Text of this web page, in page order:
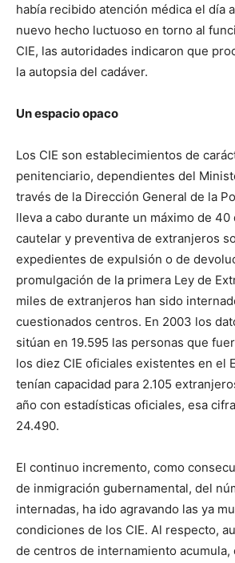
había recibido atención médica el día
nuevo hecho luctuoso en torno al
CIE, las autoridades indicaron que
la autopsia del cadáver.
Un espacio opaco
Los CIE son establecimientos de
penitenciario, dependientes del
través de la Dirección General de la
lleva a cabo durante un máximo de
cautelar y preventiva de extranjeros
expedientes de expulsión o de
promulgación de la primera Ley de
miles de extranjeros han sido
cuestionados centros. En 2003 los
sitúan en 19.595 las personas que
los diez CIE oficiales existentes en el
tenían capacidad para 2.105
año con estadísticas oficiales, esa
24.490.
El continuo incremento, como
de inmigración gubernamental, del
internadas, ha ido agravando las ya
condiciones de los CIE. Al respecto,
de centros de internamiento acumula,